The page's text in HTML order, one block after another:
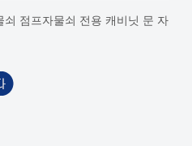
점프자물쇠 전용 캐비닛 문 자